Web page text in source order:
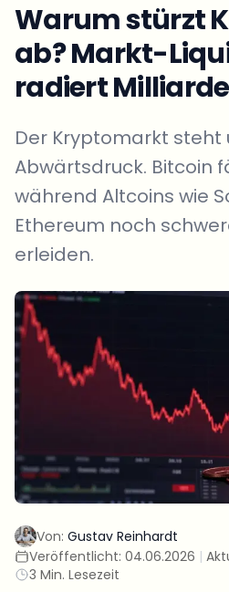
Warum stürzt
ab? Markt-
radiert
Der Kryptomarkt
Abwärtsdruck. Bitcoin
während Altcoins wie
Ethereum noch
erleiden.
Von: Gustav Reinhardt
Veröffentlicht: 04.06.2026 |
3 Min. Lesezeit